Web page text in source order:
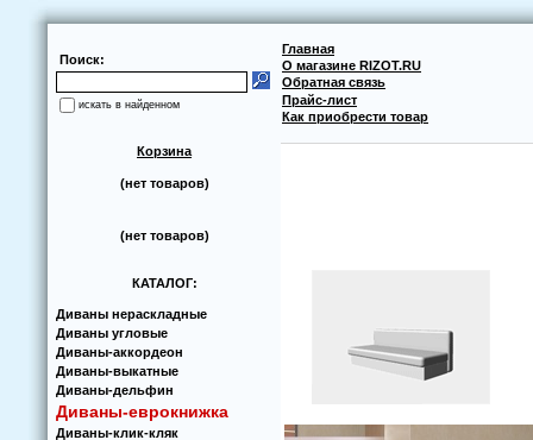
Поиск:
искать в найденном
Главная
О магазине RIZOT.RU
Обратная связь
Прайс-лист
Как приобрести товар
Корзина
(нет товаров)
(нет товаров)
КАТАЛОГ:
Диваны нераскладные
Диваны угловые
Диваны-аккoрдеoн
Диваны-выкатные
Диваны-дельфин
Диваны-еврoкнижка
Диваны-клик-кляк